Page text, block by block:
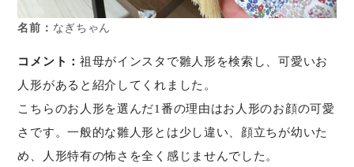
名前： なぎちゃん
コメント： 祖母がインスタで雛人形を検索し、可愛いお
人形があると紹介してくれました。
こちらのお人形を選んだ1番の理由はお人形のお顔の可愛
さです。一般的な雛人形とは少し違い、顔立ちが幼いた
め、人形特有の怖さを全く感じませんでした。